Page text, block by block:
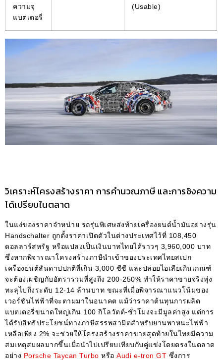
ความจุ
แบตเตอรี่
(Usable)
วิเคราะห์โครงสร้างราคา การคำนวณภาษี และการชิงความ
ได้เปรียบในตลาด
ในแง่ของราคาจำหน่าย รถรุ่นพิเศษส่งท้ายเครื่องยนต์น้ำมันอย่างรุ่น
Handschalter ถูกตั้งราคาเปิดตัวในต่างประเทศไว้ที่ 108,450
ดอลลาร์สหรัฐ หรือแปลงเป็นเงินบาทไทยได้ราวๆ 3,960,000 บาท
ซึ่งหากพิจารณาโครงสร้างภาษีนำเข้าของประเทศไทยสเปก
เครื่องยนต์สันดาปปกติที่เกิน 3,000 ซีซี และปล่อยไอเสียเกินเกณฑ์
จะต้องเผชิญกับอัตรารวมที่สูงถึง 200-250% ทำให้ราคาขายจริงพุ่ง
ทะลุไปถึงระดับ 12-14 ล้านบาท ขณะที่เมื่อพิจารณาแนวโน้มของ
เวอร์ชันไฟฟ้าที่จะตามมาในอนาคต แม้ว่าราคาต้นทุนการผลิต
แบตเตอรี่ขนาดใหญ่เกิน 100 กิโลวัตต์-ชั่วโมงจะมีมูลค่าสูง แต่การ
ได้รับสิทธิประโยชน์ทางภาษีสรรพสามิตสำหรับยานพาหนะไฟฟ้า
เหลือเพียง 2% จะช่วยให้โครงสร้างราคาขายสุดท้ายในไทยมีความ
สมเหตุสมผลมากขึ้นเมื่อนำไปเปรียบเทียบกับคู่แข่งโดยตรงในตลาด
อย่าง Porsche Taycan Turbo หรือ Audi e-tron GT ซึ่งการ